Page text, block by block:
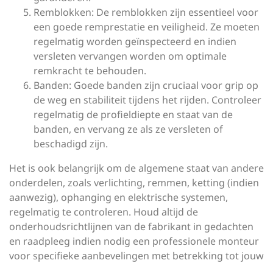
Remblokken: De remblokken zijn essentieel voor
een goede remprestatie en veiligheid. Ze moeten
regelmatig worden geïnspecteerd en indien
versleten vervangen worden om optimale
remkracht te behouden.
Banden: Goede banden zijn cruciaal voor grip op
de weg en stabiliteit tijdens het rijden. Controleer
regelmatig de profieldiepte en staat van de
banden, en vervang ze als ze versleten of
beschadigd zijn.
Het is ook belangrijk om de algemene staat van andere
onderdelen, zoals verlichting, remmen, ketting (indien
aanwezig), ophanging en elektrische systemen,
regelmatig te controleren. Houd altijd de
onderhoudsrichtlijnen van de fabrikant in gedachten
en raadpleeg indien nodig een professionele monteur
voor specifieke aanbevelingen met betrekking tot jouw